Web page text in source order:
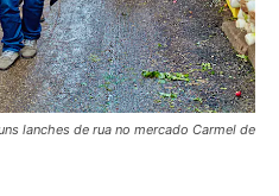
lanches de rua no mercado Carmel de